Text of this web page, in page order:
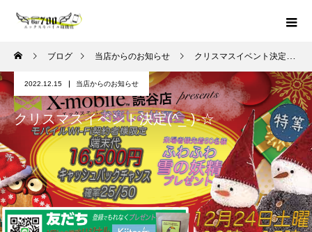
ブログ 当店からのお知らせ クリスマスイベント決定(^_-)-☆
2022.12.15 当店からのお知らせ
クリスマスイベント決定(^_-)-☆